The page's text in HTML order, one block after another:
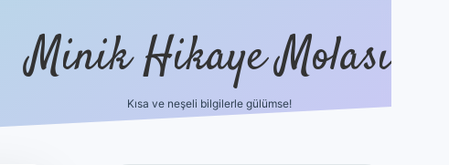
Minik Hikaye Molası
Kısa ve neşeli bilgilerle gülümse!